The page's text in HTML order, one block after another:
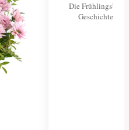
Die
Geschichte